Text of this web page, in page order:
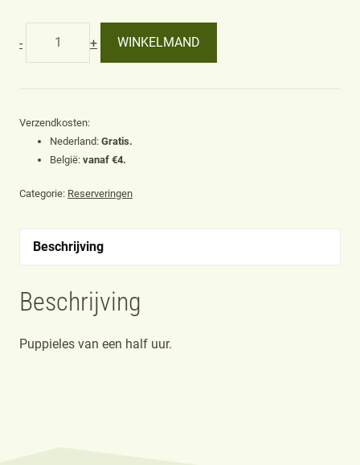
-
aantal
+ WINKELMAND
Verzendkosten:
Nederland:Gratis.
België:vanaf €4.
Categorie: Reserveringen
Beschrijving
Beschrijving
Puppieles van een half uur.